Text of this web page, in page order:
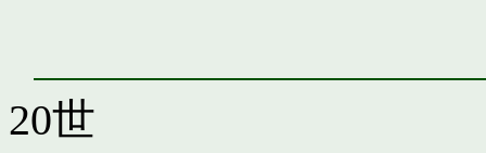
20世